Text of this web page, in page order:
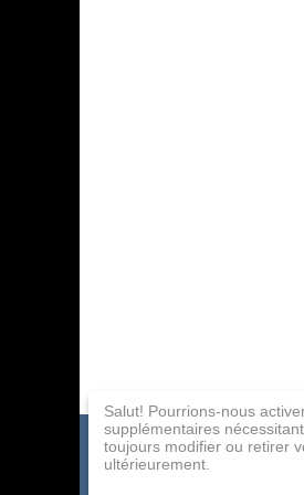
Catalogue de jeux
Salut! Pourrions-nous
supplémentaires
toujours modifier ou retirer
ultérieurement.